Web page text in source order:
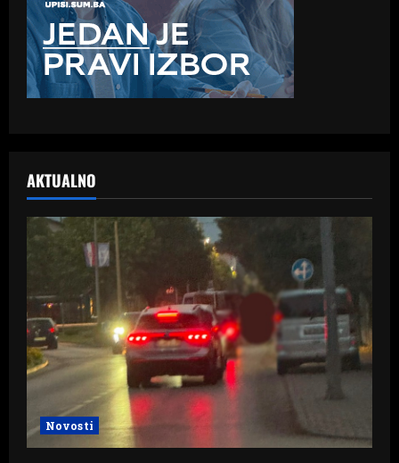
AKTUALNO
Novosti